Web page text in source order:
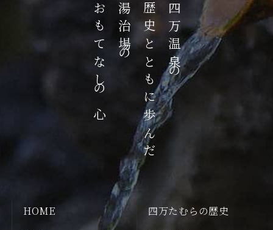
四万温泉の
歴史とともに歩んだ
湯治場の
おもてなしの心
HOME
四万たむらの歴史